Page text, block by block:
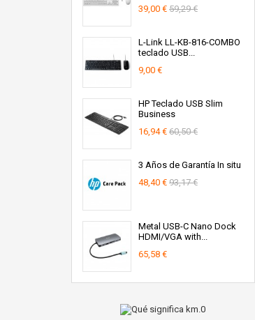
39,00 € 59,29 €
L-Link LL-KB-816-COMBO
teclado USB...
9,00 €
HP Teclado USB Slim
Business
16,94 € 60,50 €
3 Años de Garantía In situ
48,40 € 93,17 €
Metal USB-C Nano Dock
HDMI/VGA with...
65,58 €